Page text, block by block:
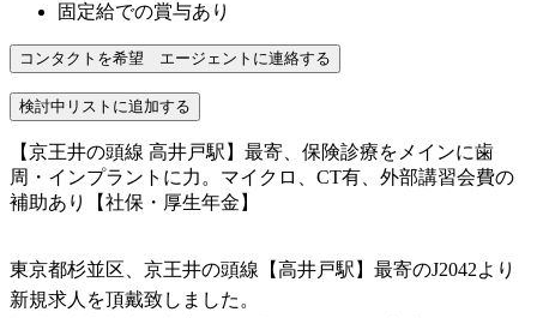
固定給での賞与あり
【京王井の頭線 高井戸駅】最寄、保険診療をメインに歯
周・インプラントに力。マイクロ、CT有、外部講習会費の
補助あり【社保・厚生年金】
東京都杉並区、京王井の頭線【高井戸駅】最寄のJ2042より
新規求人を頂戴致しました。